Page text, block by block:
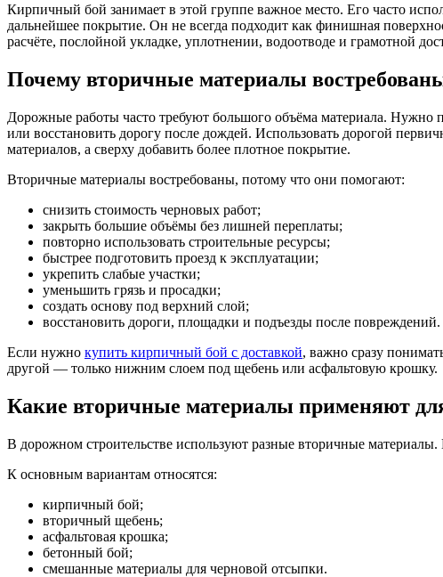
Кирпичный бой занимает в этой группе важное место. Его часто
дальнейшее покрытие. Он не всегда подходит как финишная
расчёте, послойной укладке, уплотнении, водоотводе и грамотной
Почему вторичные материалы
Дорожные работы часто требуют большого объёма материала. Нужно
или восстановить дорогу после дождей. Использовать дорогой
материалов, а сверху добавить более плотное покрытие.
Вторичные материалы востребованы, потому что они помогают:
снизить стоимость черновых работ;
закрыть большие объёмы без лишней переплаты;
повторно использовать строительные ресурсы;
быстрее подготовить проезд к эксплуатации;
укрепить слабые участки;
уменьшить грязь и просадки;
создать основу под верхний слой;
восстановить дороги, площадки и подъезды после повреждений.
Если нужно купить кирпичный бой с доставкой, важно сразу
другой — только нижним слоем под щебень или асфальтовую крошку.
Какие вторичные материалы применяют
В дорожном строительстве используют разные вторичные
К основным вариантам относятся:
кирпичный бой;
вторичный щебень;
асфальтовая крошка;
бетонный бой;
смешанные материалы для черновой отсыпки.